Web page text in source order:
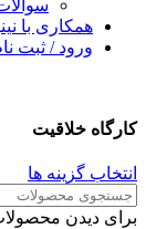
سوالات
همکاری با
ورود / ثبت نام
خلاقیت
گزینه ها
دیدن محصولات